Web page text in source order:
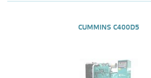
CUMMINS C400D5